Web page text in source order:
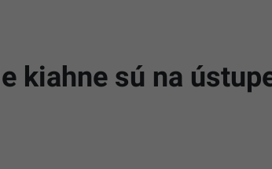
kiahne sú na